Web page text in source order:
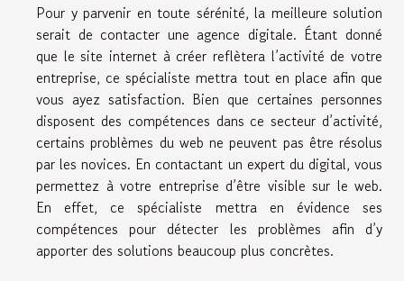
Pour y parvenir en toute sérénité, la meilleure solution
serait de contacter une agence digitale. Étant donné
que le site internet à créer reflètera l’activité de votre
entreprise, ce spécialiste mettra tout en place afin que
vous ayez satisfaction. Bien que certaines personnes
disposent des compétences dans ce secteur d’activité,
certains problèmes du web ne peuvent pas être résolus
par les novices. En contactant un expert du digital, vous
permettez à votre entreprise d’être visible sur le web.
En effet, ce spécialiste mettra en évidence ses
compétences pour détecter les problèmes afin d’y
apporter des solutions beaucoup plus concrètes.